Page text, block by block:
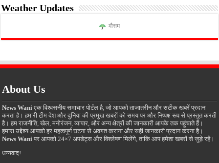
Weather Updates
मौसम
About Us
News Wani एक विश्वसनीय समाचार पोर्टल है, जो आपको ताजातरीन और सटीक खबरें प्रदान
करता है। हमारी टीम देश और दुनिया की प्रमुख खबरों को समय पर और निष्पक्ष रूप से प्रस्तुत करती
है। हम राजनीति, खेल, मनोरंजन, व्यापार, और अन्य क्षेत्रों की जानकारी आपके तक पहुंचाते हैं।
हमारा उद्देश्य आपको हर महत्वपूर्ण घटना से अवगत कराना और सही जानकारी प्रदान करना है।
News Wani पर आपको 24×7 अपडेट्स और विश्लेषण मिलेंगे, ताकि आप हमेशा खबरों से जुड़े रहें।
धन्यवाद!